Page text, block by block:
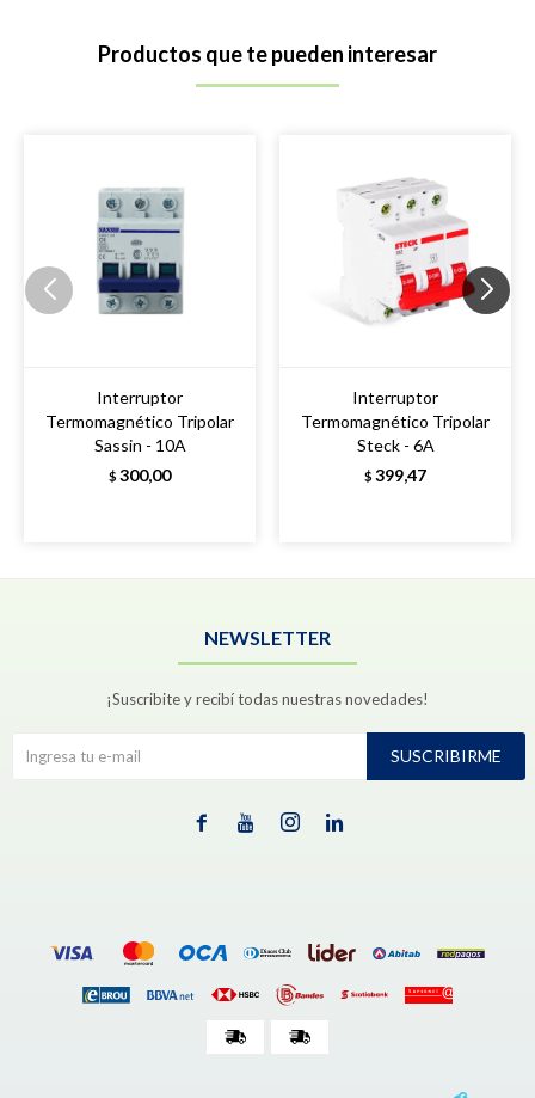
Productos que te pueden interesar
Interruptor
Termomagnético Tripolar
Sassin - 10A
$ 300,00
Interruptor
Termomagnético Tripolar
Steck - 6A
$ 399,47
NEWSLETTER
¡Suscribite y recibí todas nuestras novedades!
SUSCRIBIRME
   